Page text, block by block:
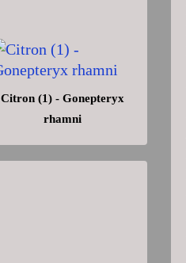
Citron (1) - Gonepteryx
rhamni